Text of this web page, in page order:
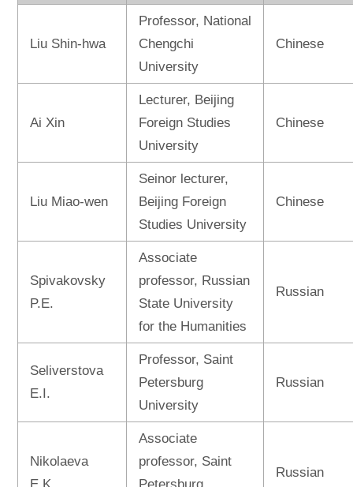
Liu Shin-hwa
Professor, National
Chengchi
University
Chinese
Ai Xin
Lecturer, Beijing
Foreign Studies
University
Chinese
Liu Miao-wen
Seinor lecturer,
Beijing Foreign
Studies University
Chinese
Spivakovsky
P.E.
Associate
professor, Russian
State University
for the Humanities
Russian
Seliverstova
E.I.
Professor, Saint
Petersburg
University
Russian
Nikolaeva
Associate
professor, Saint
Russian